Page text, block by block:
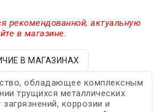
рекомендованной, актуальную
в магазине.
В МАГАЗИНАХ
обладающее комплексным
трущихся металлических
коррозии и